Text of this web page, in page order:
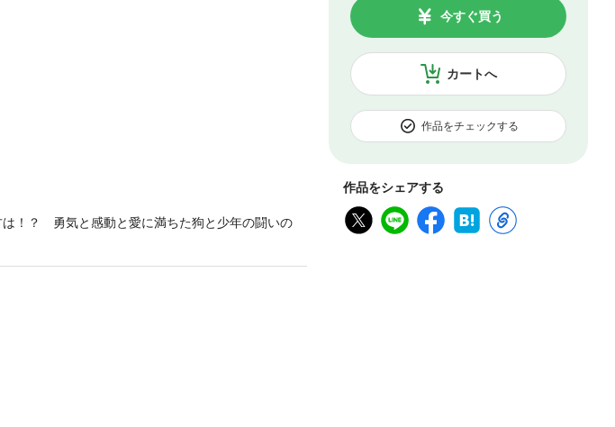
カートへ
今すぐ買う
作品をチェックする
作品をシェアする
！？ 勇気と感動と愛に満ちた狗と少年の闘いの